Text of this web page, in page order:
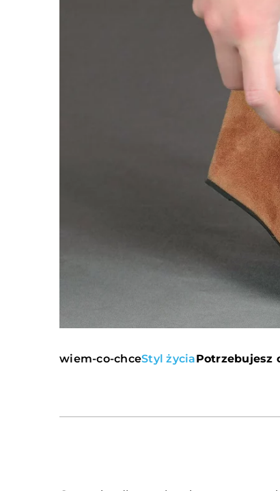
wiem-co-chceStyl życiaPotrzebujesz